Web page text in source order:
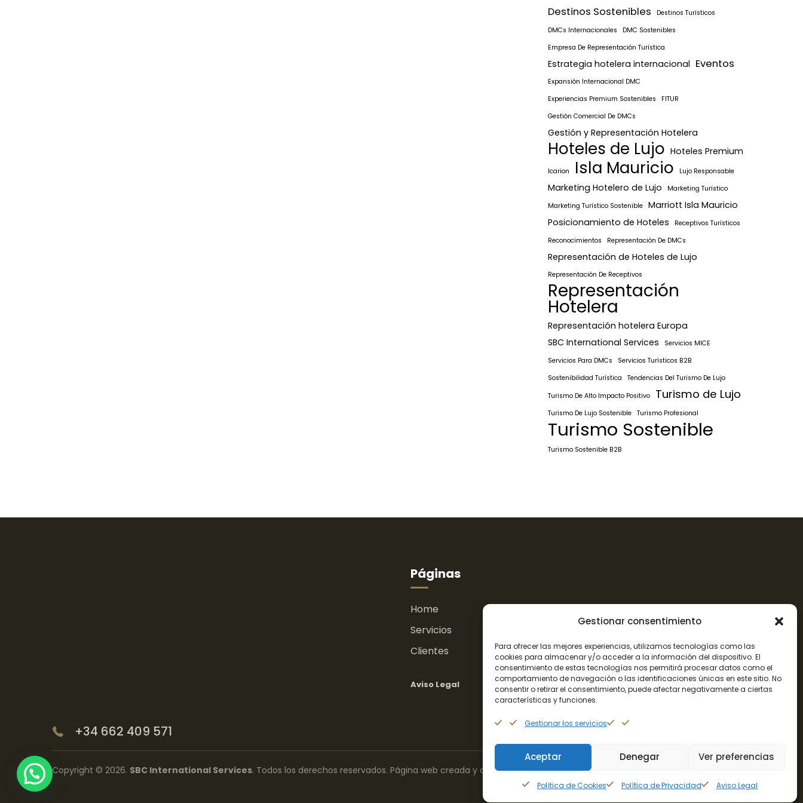
Gestionar consentimiento
Para ofrecer las mejores experiencias, utilizamos tecnologías como las
cookies para almacenar y/o acceder a la información del dispositivo. El
consentimiento de estas tecnologías nos permitirá procesar datos como el
comportamiento de navegación o las identificaciones únicas en este sitio. No
consentir o retirar el consentimiento, puede afectar negativamente a ciertas
características y funciones.
Gestionar los servicios
Aceptar Denegar Ver preferencias
Política de Cookies Política de Privacidad Aviso Legal
Destinos Sostenibles
Destinos Turísticos
DMCs Internacionales
DMC Sostenibles
Empresa De Representación Turística
Estrategia hotelera internacional Eventos
Expansión Internacional DMC
Experiencias Premium Sostenibles
FITUR
Gestión Comercial De DMCs
Gestión y Representación Hotelera
Hoteles de Lujo Hoteles Premium
Icarion Isla Mauricio Lujo Responsable
Marketing Hotelero de Lujo
Marketing Turístico
Marketing Turístico Sostenible Marriott Isla Mauricio
Posicionamiento de Hoteles
Receptivos Turísticos
Reconocimientos
Representación De DMCs
Representación de Hoteles de Lujo
Representación De Receptivos
Representación
Hotelera
Representación hotelera Europa
SBC International Services
Servicios MICE
Servicios Para DMCs
Servicios Turísticos B2B
Sostenibilidad Turística
Tendencias Del Turismo De Lujo
Turismo De Alto Impacto Positivo
Turismo de Lujo
Turismo De Lujo Sostenible Turismo Profesional
Turismo Sostenible
Turismo Sostenible B2B
Páginas
Home
Servicios
Clientes
Experiencias
Aviso Legal Política de Privacidad Política de Cookies
+34 662 409 571
Copyright © 2026. SBC International Services. Todos los derechos reservados. Página web creada y diseñada porIconify Branding